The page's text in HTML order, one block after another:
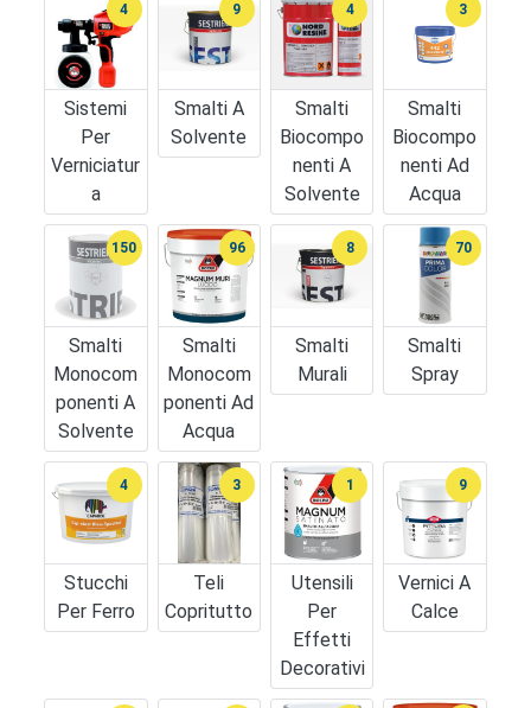
Sistemi
Per
Verniciatur
A
4
Smalti A
Solvente
9
Smalti
Biocompo
Nenti A
Solvente
4
Smalti
Biocompo
Nenti Ad
Acqua
3
Smalti
Monocom
Ponenti A
Solvente
150
Smalti
Monocom
Ponenti Ad
Acqua
96
Smalti
Murali
8
Smalti
Spray
70
Stucchi
Per Ferro
4
Teli
Copritutto
3
Utensili
Per
Effetti
Decorativi
1
Vernici A
Calce
9